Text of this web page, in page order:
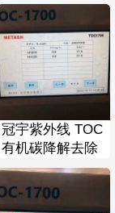
线杀菌器
冠宇紫外线 TOC
有机碳降解去除
器 电子超纯水水
质处理设备